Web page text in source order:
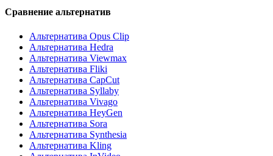
Сравнение альтернатив
Альтернатива Opus Clip
Альтернатива Hedra
Альтернатива Viewmax
Альтернатива Fliki
Альтернатива CapCut
Альтернатива Syllaby
Альтернатива Vivago
Альтернатива HeyGen
Альтернатива Sora
Альтернатива Synthesia
Альтернатива Kling